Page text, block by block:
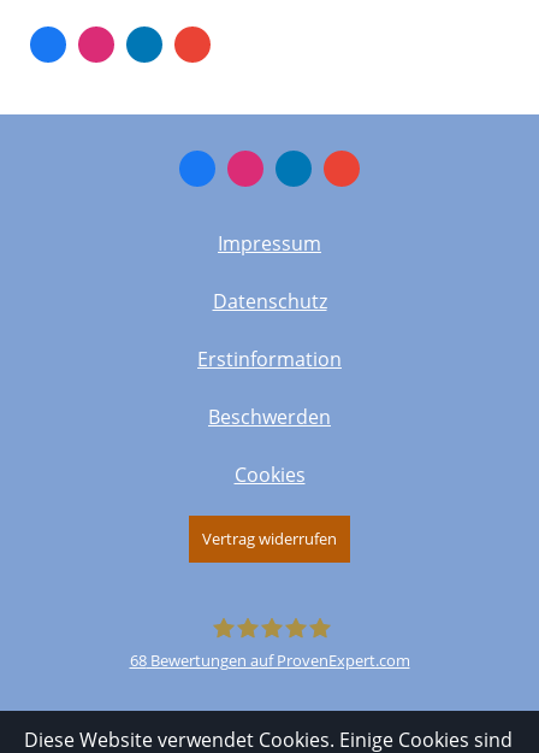
Impressum
Datenschutz
Erstinformation
Beschwerden
Cookies
Vertrag widerrufen
68Bewertungen auf ProvenExpert.com
Diese Website verwendet Cookies. Einige Cookies sind